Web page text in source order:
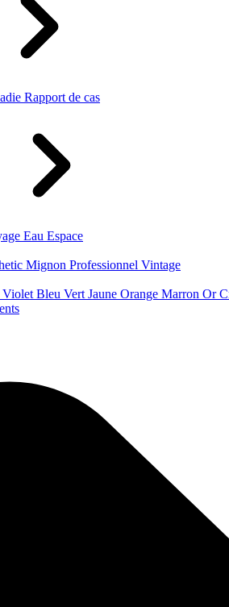
Rapport de cas
Eau Espace
Mignon Professionnel Vintage
Violet Bleu Vert Jaune Orange Marron Or